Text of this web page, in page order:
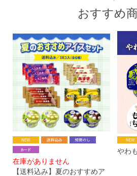
おすすめ
在庫がありません
【送料込み】夏のおすすめア
やわ